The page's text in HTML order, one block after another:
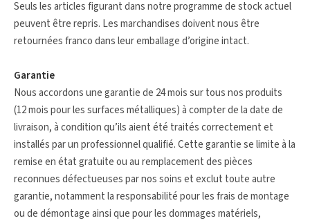
Seuls les articles figurant dans notre programme de stock actuel
peuvent être repris. Les marchandises doivent nous être
retournées franco dans leur emballage d’origine intact.
Garantie
Nous accordons une garantie de 24 mois sur tous nos produits
(12 mois pour les surfaces métalliques) à compter de la date de
livraison, à condition qu’ils aient été traités correctement et
installés par un professionnel qualifié. Cette garantie se limite à la
remise en état gratuite ou au remplacement des pièces
reconnues défectueuses par nos soins et exclut toute autre
garantie, notamment la responsabilité pour les frais de montage
ou de démontage ainsi que pour les dommages matériels,